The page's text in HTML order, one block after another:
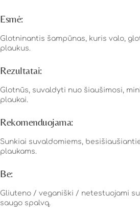
Esmė:
Glotninantis šampūnas, kuris valo,
plaukus.
Rezultatai:
Glotnūs, suvaldyti nuo šiaušimosi,
plaukai.
Rekomenduojama:
Sunkiai suvaldomiems,
plaukams.
Be:
Gliuteno / veganiški / netestuojami
saugo spalvą.